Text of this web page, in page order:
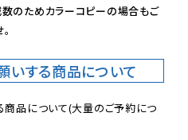
のためカラーコピーの場合もご
いする商品について
品について(大量のご予約につ